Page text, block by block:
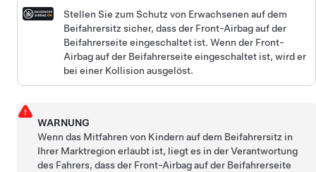
Stellen Sie zum Schutz von Erwachsenen auf dem
Beifahrersitz sicher, dass der Front-Airbag auf der
Beifahrerseite eingeschaltet ist. Wenn der Front-
Airbag auf der Beifahrerseite eingeschaltet ist, wird er
bei einer Kollision ausgelöst.
WARNUNG
Wenn das Mitfahren von Kindern auf dem Beifahrersitz in
Ihrer Marktregion erlaubt ist, liegt es in der Verantwortung
des Fahrers, dass der Front-Airbag auf der Beifahrerseite